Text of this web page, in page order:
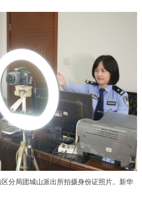
分局团城山派出所拍摄身份证照片。新华